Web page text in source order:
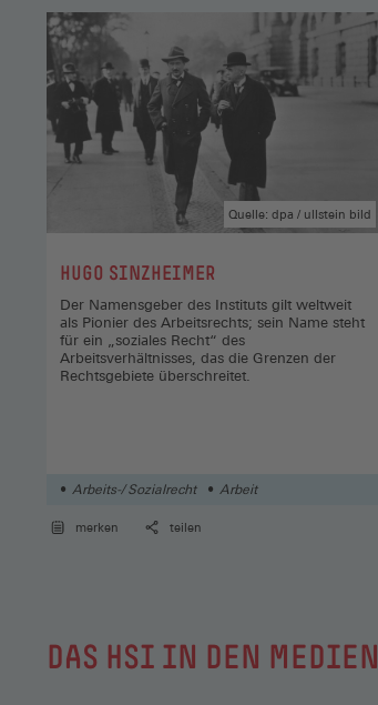
einem
neuen
Fenster)
:HUGO SINZHEIMER
Der Namensgeber des Instituts gilt weltweit
als Pionier des Arbeitsrechts; sein Name steht
für ein „soziales Recht“ des
Arbeitsverhältnisses, das die Grenzen der
Rechtsgebiete überschreitet.
Quelle: dpa / ullstein bild
Arbeits-/ Sozialrecht Arbeit
merken teilen
DAS HSI IN DEN MEDIEN